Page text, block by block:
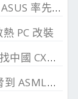
PCB、VRM 缺料成本提升，ASUS 率先調漲主機板
PC 改裝
Apple 傳積極搶購記憶體！找中國 CXMT 談價格碰壁
中國 DUV 宣告量產真能威脅到 ASML？外媒稱相差甚遠